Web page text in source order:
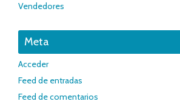
Vendedores
Meta
Acceder
Feed de entradas
Feed de comentarios